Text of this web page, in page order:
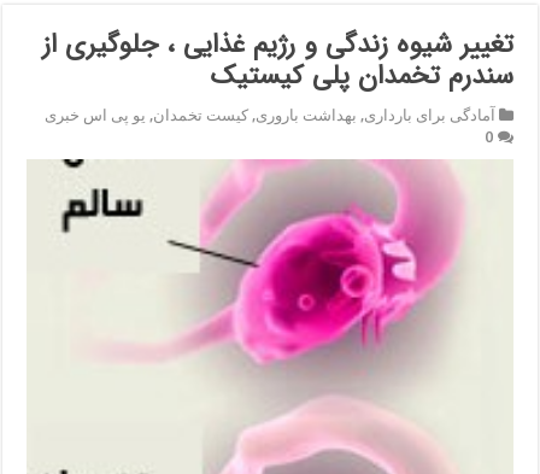
تغییر شیوه زندگی و رژیم غذایی ، جلوگیری از
سندرم تخمدان پلی کیستیک
آمادگی برای بارداری, بهداشت باروری,کیست تخمدان, یو پی اس خبری
0